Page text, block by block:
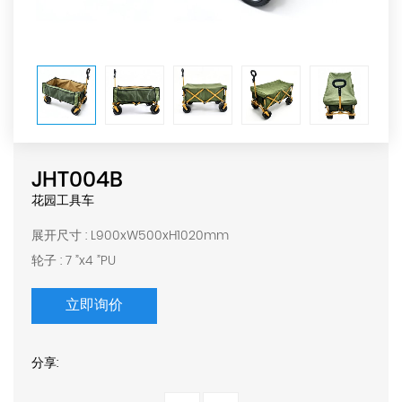
JHT004B
花园工具车
展开尺寸 : L900xW500xH1020mm
轮子 : 7 ”x4 ”PU
立即询价
分享: